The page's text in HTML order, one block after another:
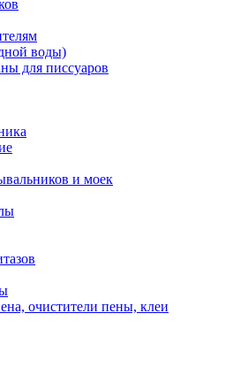
воды)
для писсуаров
и моек
очистители пены, клеи